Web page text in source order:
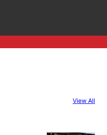
View All